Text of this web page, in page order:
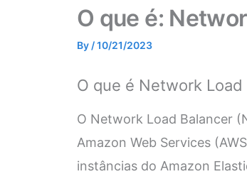
O que é:
By /10/21/2023
O que é Network Load
O Network Load Balancer
Amazon Web Services
instâncias do Amazon